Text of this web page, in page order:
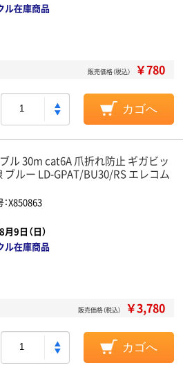
ル在庫商品
販売価格（税込） ￥780
カゴへ
ル 30m cat6A 爪折れ防止 ギガビッ
ブルー LD-GPAT/BU30/RS エレコム
X850863
8月9日（日）
ル在庫商品
販売価格（税込） ￥3,780
カゴへ